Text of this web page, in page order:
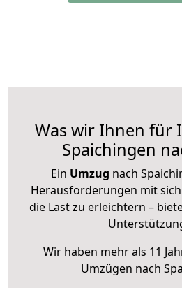
Was wir Ihnen für
Spaichingen
Ein Umzug nach
Herausforderungen mit
die Last zu erleichtern –
Wir haben mehr als 11
Umzügen nach